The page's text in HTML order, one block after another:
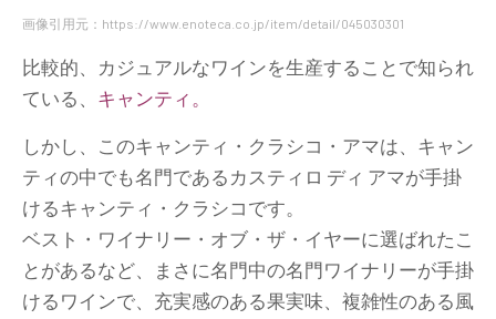
画像引用元：https://www.enoteca.co.jp/item/detail/045030301
比較的、カジュアルなワインを生産することで知られ
ている、 キャンティ。
しかし、このキャンティ・クラシコ・アマは、キャン
ティの中でも名門であるカスティロ ディ アマが手掛
けるキャンティ・クラシコです。
ベスト・ワイナリー・オブ・ザ・イヤーに選ばれたこ
とがあるなど、まさに名門中の名門ワイナリーが手掛
けるワインで、充実感のある果実味、複雑性のある風